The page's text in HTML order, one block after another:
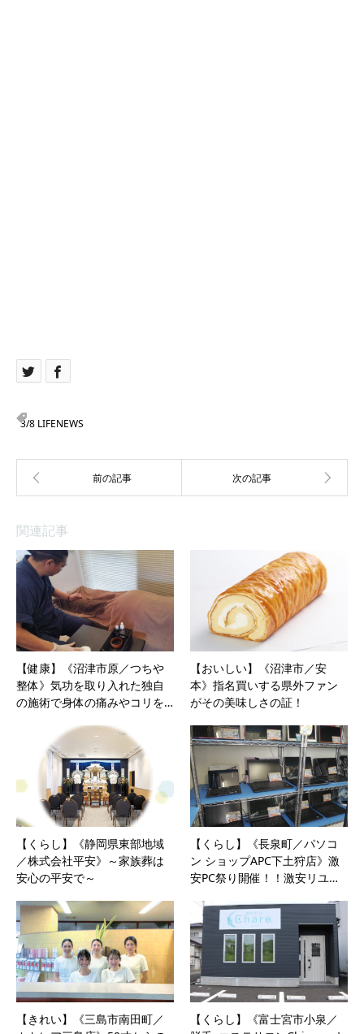
3/8 LIFENEWS
関連記事
【健康】《沼津市原／つちや
整体》気功を取り入れた独自
の施術で身体の痛みやコリを…
【おいしい】《沼津市／安
本》指名買いする県外ファン
がその美味しさの証！
【くらし】《静岡県東部地域
／株式会社平安》～家族葬は
安心の平安で～
【くらし】《長泉町／パソコ
ン ショップAPC下土狩店》激
安PC祭り開催！！激安リユ…
【きれい】《三島市南田町／
【くらし】《富士宮市小泉／